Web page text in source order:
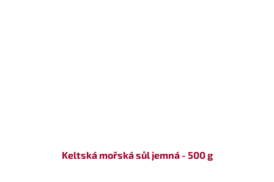
Keltská mořská sůl jemná - 500 g